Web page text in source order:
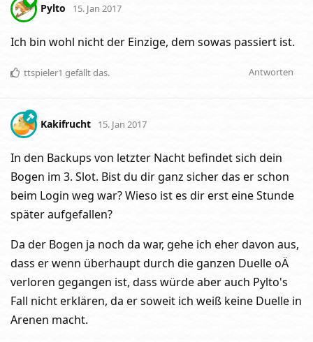
Pylto 15. Jan 2017
Ich bin wohl nicht der Einzige, dem sowas passiert ist.
Antworten
ttspieler1 gefällt das.
Kakifrucht 15. Jan 2017
In den Backups von letzter Nacht befindet sich dein
Bogen im 3. Slot. Bist du dir ganz sicher das er schon
beim Login weg war? Wieso ist es dir erst eine Stunde
später aufgefallen?
Da der Bogen ja noch da war, gehe ich eher davon aus,
dass er wenn überhaupt durch die ganzen Duelle oÄ
verloren gegangen ist, dass würde aber auch Pylto's
Fall nicht erklären, da er soweit ich weiß keine Duelle in
Arenen macht.